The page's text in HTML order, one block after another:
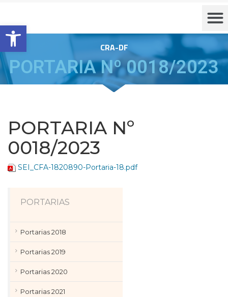
Barra de Ferramentas Aberta
CRA-DF
PORTARIA Nº 0018/2023
PORTARIA Nº
0018/2023
SEI_CFA-1820890-Portaria-18.pdf
PORTARIAS
Portarias 2018
Portarias 2019
Portarias 2020
Portarias 2021